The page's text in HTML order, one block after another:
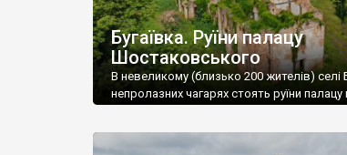
Бугаївка. Руїни палацу
Шостаковського
В невеликому (близько 200 жителів) селі
непролазних чагарях стоять руїни палацу
потім клуб, ще пізніше – гуртожиток. У